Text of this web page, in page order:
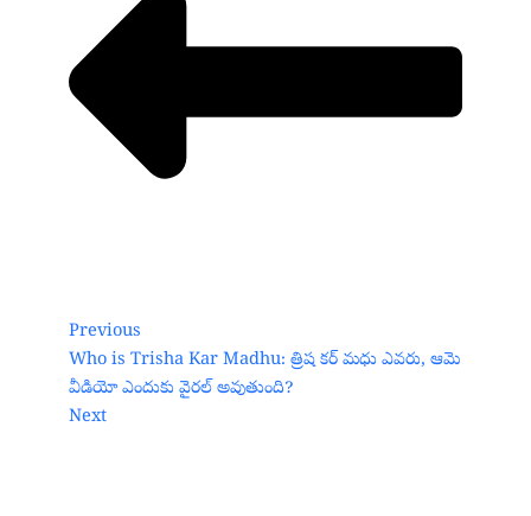
Previous
Who is Trisha Kar Madhu: త్రిష కర్ మధు ఎవరు, ఆమె
వీడియో ఎందుకు వైరల్ అవుతుంది?
Next